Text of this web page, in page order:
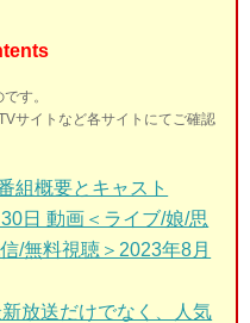
す。
サイトなど各サイトにてご確認
組概要とキャスト
日 動画＜ライブ/娘/思
/無料視聴＞2023年8月
放送だけでなく、人気